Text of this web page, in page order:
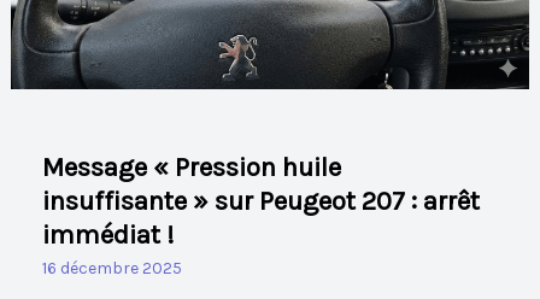
Message « Pression huile
insuffisante » sur Peugeot 207 : arrêt
immédiat !
16 décembre 2025
207
:
arrêt
!